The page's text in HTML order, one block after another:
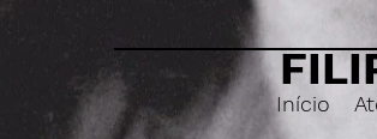
Início